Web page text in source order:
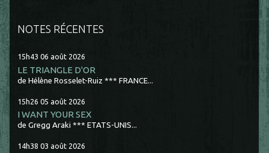
NOTES RÉCENTES
15h43 06 août 2026
LE TRIANGLE D'OR
de Hélène Rosselet-Ruiz *** FRANCE...
15h26 05 août 2026
I WANT YOUR SEX
de Gregg Araki *** ETATS-UNIS...
14h38 03 août 2026